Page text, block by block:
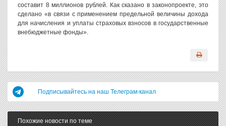
составит 8 миллионов рублей. Как сказано в законопроекте, это
сделано «в связи с применением предельной величины дохода
для начисления и уплаты страховых взносов в государственные
внебюджетные фонды».
Подписывайтесь на наш Телеграм-канал
Похожие новости по теме